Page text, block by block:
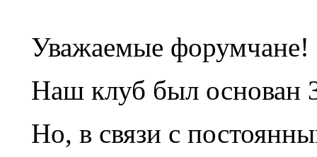
Уважаемые форумчане!
Наш клуб был основан
Но, в связи с